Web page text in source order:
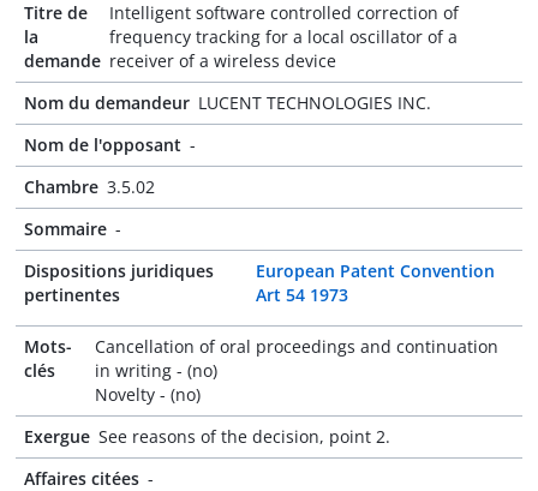
Titre de
la
demande
Intelligent software controlled correction of
frequency tracking for a local oscillator of a
receiver of a wireless device
Nom du demandeur LUCENT TECHNOLOGIES INC.
Nom de l'opposant -
Chambre 3.5.02
Sommaire -
Dispositions juridiques
pertinentes
European Patent Convention
Art 54 1973
Mots-
clés
Cancellation of oral proceedings and continuation
in writing - (no)
Novelty - (no)
Exergue See reasons of the decision, point 2.
Affaires citées -